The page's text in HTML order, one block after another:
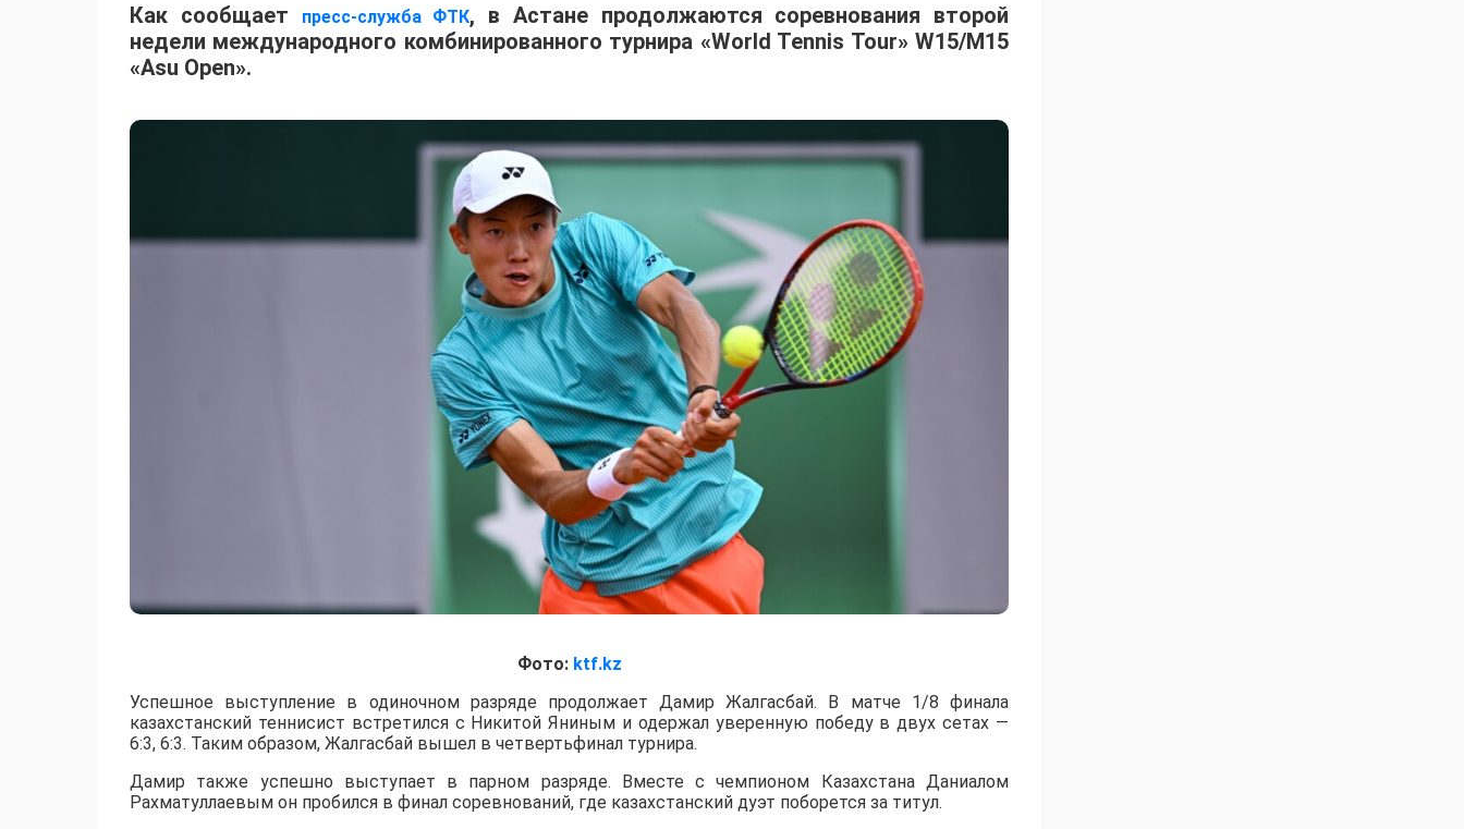
Как сообщает пресс-служба ФТК, в Астане продолжаются соревнования второй
недели международного комбинированного турнира «World Tennis Tour» W15/M15
«Asu Open».
Фото: ktf.kz
Успешное выступление в одиночном разряде продолжает Дамир Жалгасбай. В матче 1/8 финала
казахстанский теннисист встретился с Никитой Яниным и одержал уверенную победу в двух сетах —
6:3, 6:3. Таким образом, Жалгасбай вышел в четвертьфинал турнира.
Дамир также успешно выступает в парном разряде. Вместе с чемпионом Казахстана Даниалом
Рахматуллаевым он пробился в финал соревнований, где казахстанский дуэт поборется за титул.